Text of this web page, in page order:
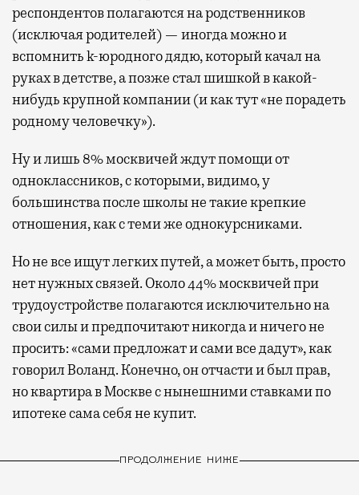
респондентов полагаются на родственников
(исключая родителей) — иногда можно и
вспомнить k-юродного дядю, который качал на
руках в детстве, а позже стал шишкой в какой-
нибудь крупной компании (и как тут «не порадеть
родному человечку»).
Ну и лишь 8% москвичей ждут помощи от
одноклассников, с которыми, видимо, у
большинства после школы не такие крепкие
отношения, как с теми же однокурсниками.
Но не все ищут легких путей, а может быть, просто
нет нужных связей. Около 44% москвичей при
трудоустройстве полагаются исключительно на
свои силы и предпочитают никогда и ничего не
просить: «сами предложат и сами все дадут», как
говорил Воланд. Конечно, он отчасти и был прав,
но квартира в Москве с нынешними ставками по
ипотеке сама себя не купит.
ПРОДОЛЖЕНИЕ НИЖЕ